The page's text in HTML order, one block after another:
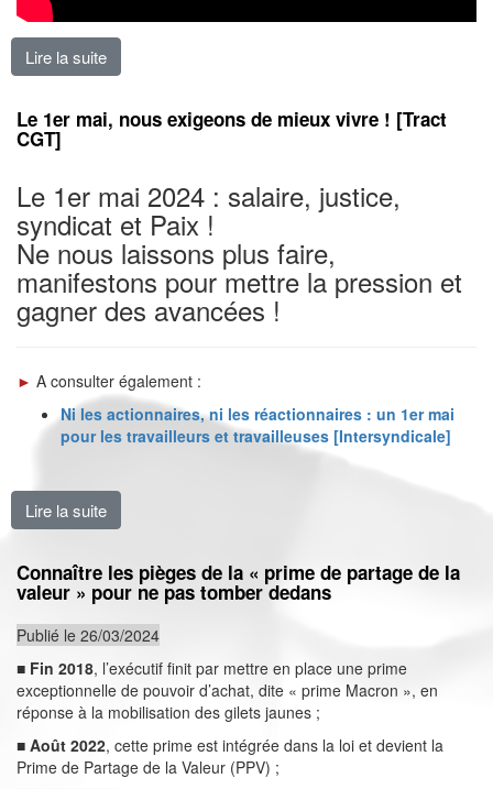
Lire la suite
Le 1er mai, nous exigeons de mieux vivre ! [Tract
CGT]
Le 1er mai 2024 : salaire, justice,
syndicat et Paix !
Ne nous laissons plus faire,
manifestons pour mettre la pression et
gagner des avancées !
► A consulter également :
Ni les actionnaires, ni les réactionnaires : un 1er mai
pour les travailleurs et travailleuses [Intersyndicale]
Lire la suite
Connaître les pièges de la « prime de partage de la
valeur » pour ne pas tomber dedans
Publié le 26/03/2024
■ Fin 2018, l’exécutif finit par mettre en place une prime
exceptionnelle de pouvoir d’achat, dite « prime Macron », en
réponse à la mobilisation des gilets jaunes ;
■ Août 2022, cette prime est intégrée dans la loi et devient la
Prime de Partage de la Valeur (PPV) ;